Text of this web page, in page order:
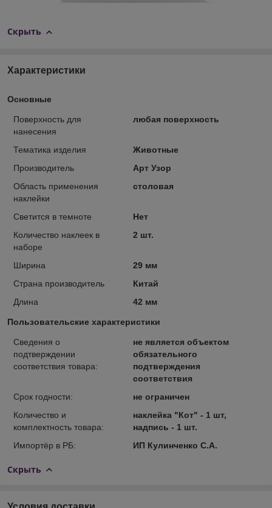
Скрыть
Характеристики
Основные
Поверхность для
нанесения
любая поверхность
Тематика изделия
Животные
Производитель
Арт Узор
Область применения
наклейки
столовая
Светится в темноте
Нет
Количество наклеек в
наборе
2 шт.
Ширина
29 мм
Страна производитель
Китай
Длина
42 мм
Пользовательские характеристики
Сведения о
подтверждении
соответствия товара:
не является объектом
обязательного
подтверждения
соответствия
Срок годности:
не ограничен
Количество и
комплектность товара:
наклейка "Кот" - 1 шт,
надпись - 1 шт.
Импортёр в РБ:
ИП Кулинченко С.А.
Скрыть